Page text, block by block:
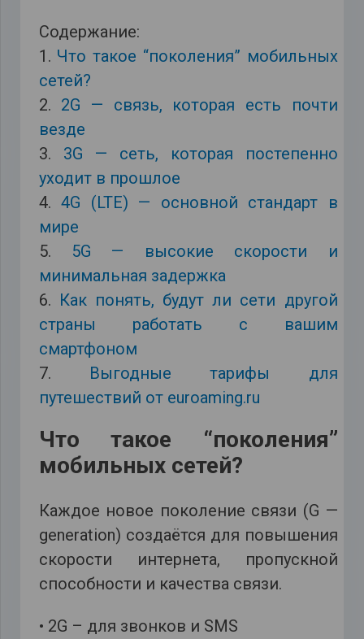
Содержание:
1. Что такое “поколения” мобильных
сетей?
2. 2G — связь, которая есть почти
везде
3. 3G — сеть, которая постепенно
уходит в прошлое
4. 4G (LTE) — основной стандарт в
мире
5. 5G — высокие скорости и
минимальная задержка
6. Как понять, будут ли сети другой
страны работать с вашим
смартфоном
7. Выгодные тарифы для
путешествий отeuroaming.ru
Что такое “поколения”
мобильных сетей?
Каждое новое поколение связи (G —
generation) создаётся для повышения
скорости интернета, пропускной
способности и качества связи.
• 2G – для звонков и SMS